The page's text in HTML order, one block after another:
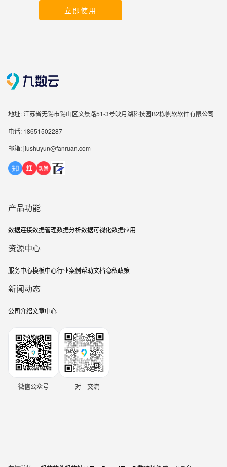
立即使用
地址: 江苏省无锡市锡山区文景路51-3号映月湖科技园B2栋帆软软件有限公司
电话: 18651502287
邮箱: jiushuyun@fanruan.com
产品功能
数据连接数据管理数据分析数据可视化数据应用
资源中心
服务中心模板中心行业案例帮助文档隐私政策
新闻动态
公司介绍文章中心
微信公众号 一对一交流